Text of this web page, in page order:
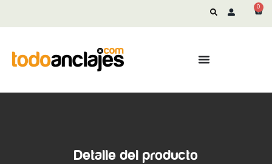
0
Detalle del producto